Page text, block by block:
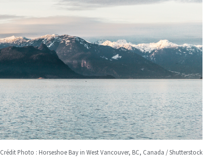
Crédit Photo : Horseshoe Bay in West Vancouver, BC, Canada / Shutterstock